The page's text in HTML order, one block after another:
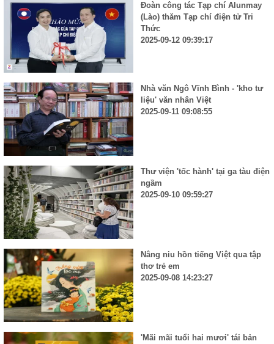
Đoàn công tác Tạp chí Alunmay
(Lào) thăm Tạp chí điện tử Tri
Thức
2025-09-12 09:39:17
Nhà văn Ngô Vĩnh Bình - 'kho tư
liệu' văn nhân Việt
2025-09-11 09:08:55
Thư viện 'tốc hành' tại ga tàu điện
ngầm
2025-09-10 09:59:27
Nâng niu hồn tiếng Việt qua tập
thơ trẻ em
2025-09-08 14:23:27
'Mãi mãi tuổi hai mươi' tái bản